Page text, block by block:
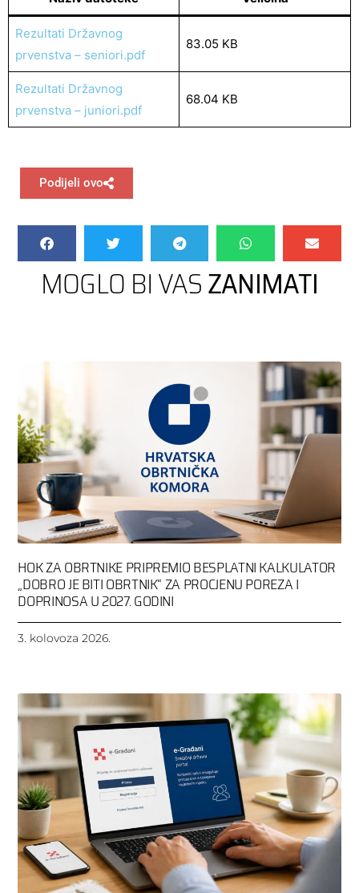
Rezultati Državnog
prvenstva – seniori.pdf
83.05 KB
Rezultati Državnog
prvenstva – juniori.pdf
68.04 KB
Podijeli ovo
MOGLO BI VASZANIMATI
HOK ZA OBRTNIKE PRIPREMIO BESPLATNI KALKULATOR
„DOBRO JE BITI OBRTNIK“ ZA PROCJENU POREZA I
DOPRINOSA U 2027. GODINI
3. kolovoza 2026.